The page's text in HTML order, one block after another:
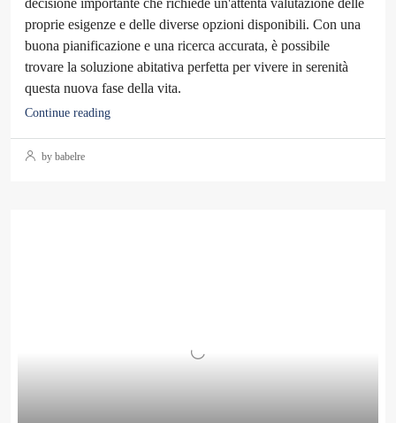
proprie esigenze e delle diverse opzioni disponibili. Con una
buona pianificazione e una ricerca accurata, è possibile
trovare la soluzione abitativa perfetta per vivere in serenità
questa nuova fase della vita.
Continue reading
by babelre